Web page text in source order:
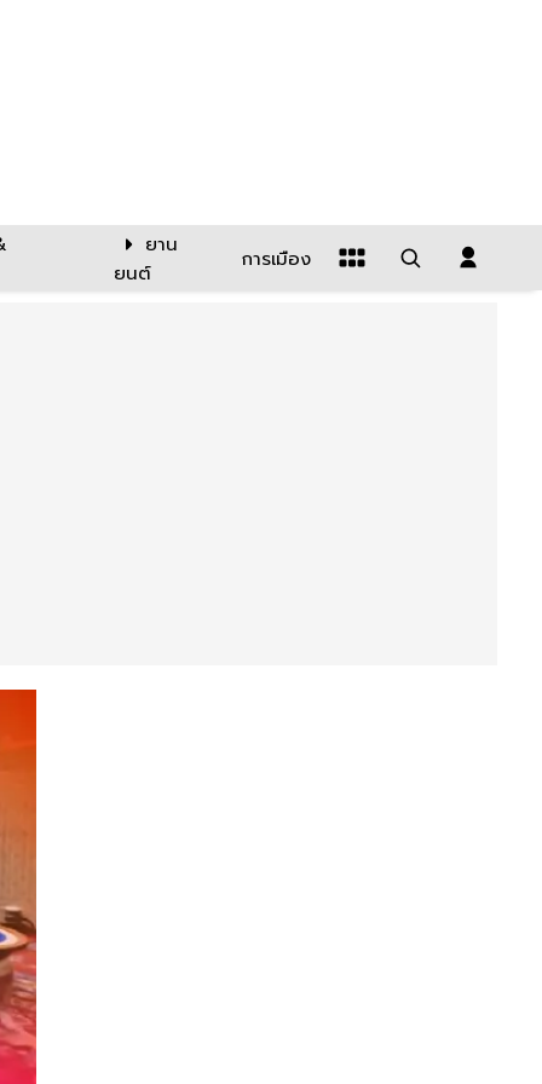
ยาน
ยนต์
การเมือง